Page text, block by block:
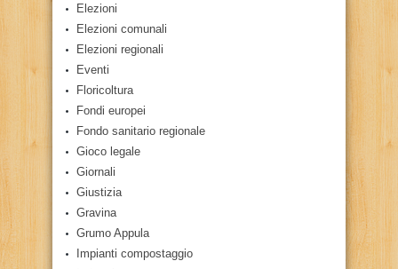
Elezioni
Elezioni comunali
Elezioni regionali
Eventi
Floricoltura
Fondi europei
Fondo sanitario regionale
Gioco legale
Giornali
Giustizia
Gravina
Grumo Appula
Impianti compostaggio